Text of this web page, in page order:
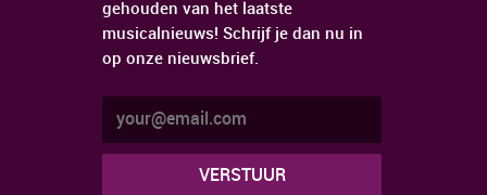
gehouden van het laatste
musicalnieuws! Schrijf je dan nu in
op onze nieuwsbrief.